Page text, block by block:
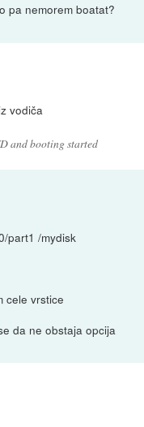
pa nemorem boatat?
vodiča
and booting started
part1 /mydisk
cele vrstice
da ne obstaja opcija